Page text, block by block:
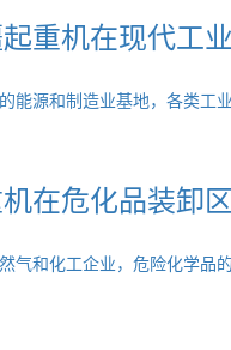
重机在现代工
能源和制造业基地，各类工
在危化品装卸
气和化工企业，危险化学品